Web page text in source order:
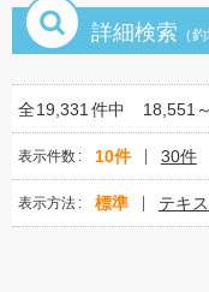
詳細検索 （
全19,331 件中 18,551
表示件数 10件 30件
表示方法 標準 テキ